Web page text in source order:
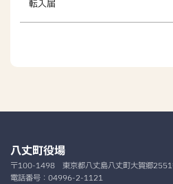
転入届
八丈町役場
〒100-1498 東京都八丈島八丈町大賀郷
電話番号： 04996-2-1121